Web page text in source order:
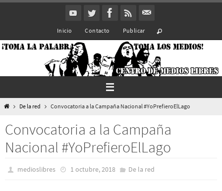
Inicio Contacto Publicar
InicioDe la red Convocatoria a la Campaña Nacional #YoPrefieroElLago
Convocatoria a la Campaña
Nacional #YoPrefieroElLago
medioslibres 1 octubre, 2018 De la red